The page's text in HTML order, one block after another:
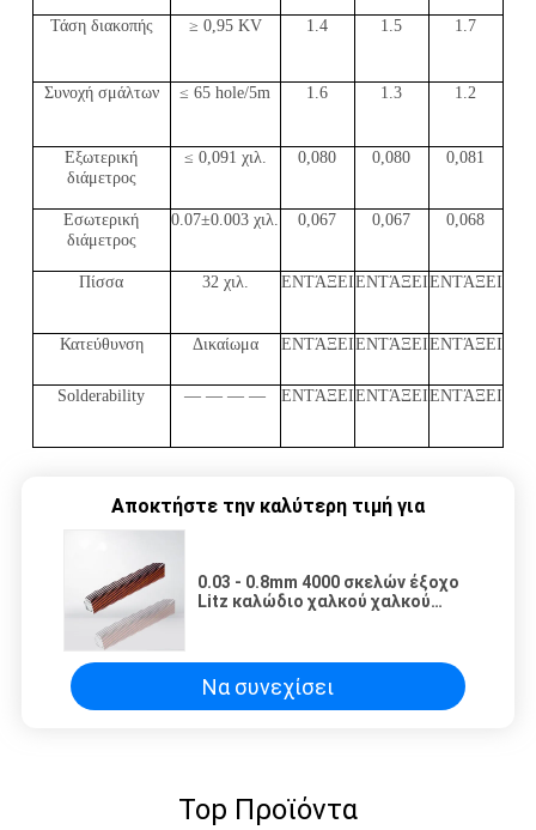
Τάση διακοπής ≥ 0,95 KV 1.4 1.5 1.7
Συνοχή σμάλτων ≤ 65 hole/5m 1.6 1.3 1.2
Εξωτερική
διάμετρος
≤ 0,091 χιλ. 0,080 0,080 0,081
Εσωτερική
διάμετρος
0.07±0.003 χιλ. 0,067 0,067 0,068
Πίσσα 32 χιλ. ΕΝΤΆΞΕΙΕΝΤΆΞΕΙΕΝΤΆΞΕΙ
Κατεύθυνση Δικαίωμα ΕΝΤΆΞΕΙΕΝΤΆΞΕΙΕΝΤΆΞΕΙ
Solderability — — — — ΕΝΤΆΞΕΙΕΝΤΆΞΕΙΕΝΤΆΞΕΙ
Αποκτήστε την καλύτερη τιμή για
0.03 - 0.8mm 4000 σκελών έξοχο
Litz καλώδιο χαλκού χαλκού
Να συνεχίσει
Top Προϊόντα